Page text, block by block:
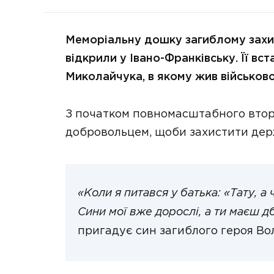
Меморіальну дошку загиблому
відкрили у Івано-Франківську. Її
Миколайчука, в якому жив
З початком повномасштабного
добровольцем, щоби захистити
«Коли я питався у батька: «Тату, а
Сини мої вже дорослі, а ти маєш
пригадує син загиблого героя